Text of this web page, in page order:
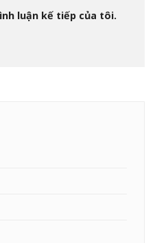
luận kế tiếp của tôi.